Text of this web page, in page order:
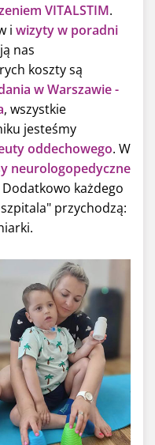
VITALSTIM.
i wizyty w poradni
nas
koszty są
w Warszawie -
, wszystkie
jesteśmy
oddechowego. W
neurologopedyczne
Dodatkowo każdego
przychodzą: